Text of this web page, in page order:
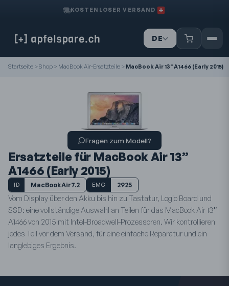
KOSTENLOSER VERSAND
DE
FR
Startseite >Shop > MacBook Air-Ersatzteile > MacBook Air 13" A1466 (Early 2015)
Fragen zum Modell?
Ersatzteile für MacBook Air 13”
A1466 (Early 2015)
ID MacBookAir7.2 EMC 2925
Vom Display über den Akku bis hin zu Tastatur, Logic Board und
SSD: eine vollständige Auswahl an Teilen für das MacBook Air 13″
A1466 von 2015 mit Intel-Broadwell-Prozessoren. Wir kontrollieren
jedes Teil vor dem Versand, für eine einfache Reparatur und ein
langlebiges Ergebnis.